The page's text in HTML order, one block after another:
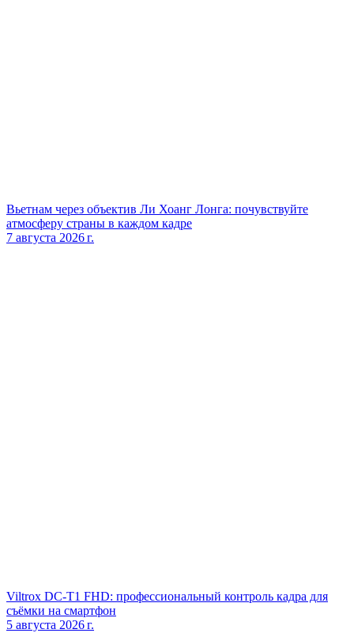
Вьетнам через объектив Ли Хоанг Лонга: почувствуйте
атмосферу страны в каждом кадре
7 августа 2026 г.
Viltrox DC‑T1 FHD: профессиональный контроль кадра для
съёмки на смартфон
5 августа 2026 г.